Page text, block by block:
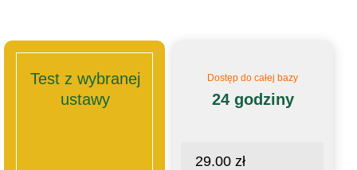
Test z wybranej
ustawy
Dostęp do całej bazy
24 godziny
29.00 zł